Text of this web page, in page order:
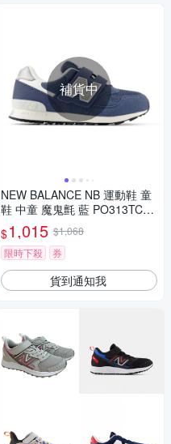
補貨中
NEW BALANCE NB 運動鞋 童
鞋 中童 魔鬼氈 藍 PO313TC2-
W楦
$1,015 $1,068
限時下殺
券
貨到通知我